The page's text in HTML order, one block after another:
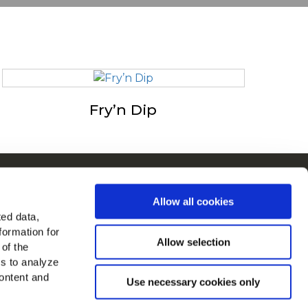
data,
for
the
to analyze
and
Allow all cookies
Allow selection
Use necessary cookies only
Fry’n Dip
Euroopassa
meidät